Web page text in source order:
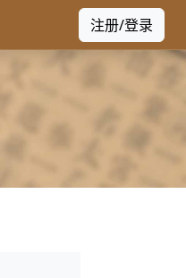
注册/登录